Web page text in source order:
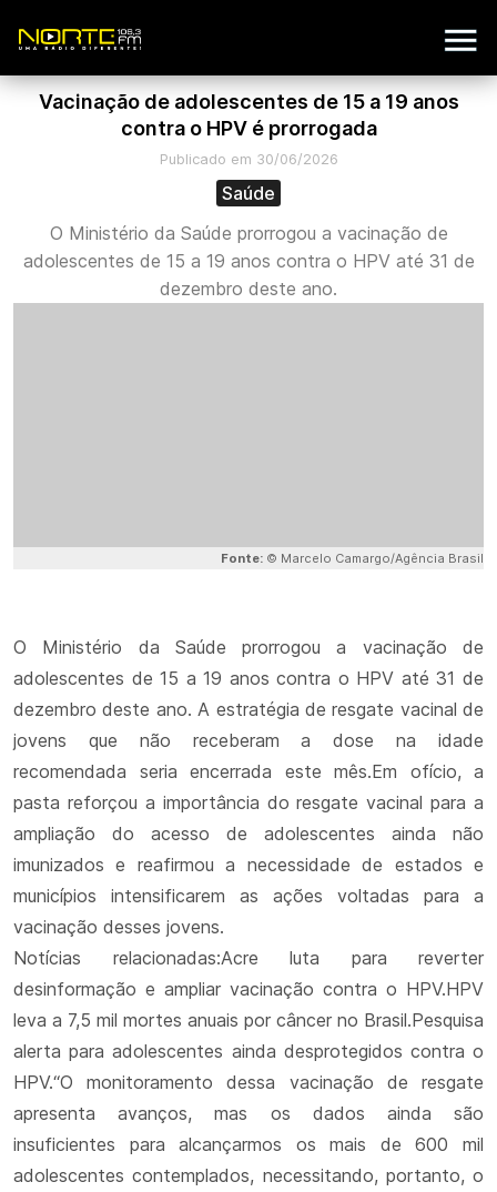
Vacinação de adolescentes de 15 a 19 anos
contra o HPV é prorrogada
Publicado em 30/06/2026
Saúde
O Ministério da Saúde prorrogou a vacinação de
adolescentes de 15 a 19 anos contra o HPV até 31 de
dezembro deste ano.
Fonte: © Marcelo Camargo/Agência Brasil
O Ministério da Saúde prorrogou a vacinação de
adolescentes de 15 a 19 anos contra o HPV até 31 de
dezembro deste ano. A estratégia de resgate vacinal de
jovens que não receberam a dose na idade
recomendada seria encerrada este mês.Em ofício, a
pasta reforçou a importância do resgate vacinal para a
ampliação do acesso de adolescentes ainda não
imunizados e reafirmou a necessidade de estados e
municípios intensificarem as ações voltadas para a
vacinação desses jovens.
Notícias relacionadas:Acre luta para reverter
desinformação e ampliar vacinação contra o HPV.HPV
leva a 7,5 mil mortes anuais por câncer no Brasil.Pesquisa
alerta para adolescentes ainda desprotegidos contra o
HPV.“O monitoramento dessa vacinação de resgate
apresenta avanços, mas os dados ainda são
insuficientes para alcançarmos os mais de 600 mil
adolescentes contemplados, necessitando, portanto, o